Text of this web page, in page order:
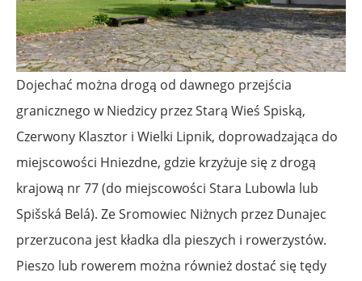
Dojechać można drogą od dawnego przejścia
granicznego w Niedzicy przez Starą Wieś Spiską,
Czerwony Klasztor i Wielki Lipnik, doprowadzająca do
miejscowości Hniezdne, gdzie krzyżuje się z drogą
krajową nr 77 (do miejscowości Stara Lubowla lub
Spišská Belá). Ze Sromowiec Niżnych przez Dunajec
przerzucona jest kładka dla pieszych i rowerzystów.
Pieszo lub rowerem można również dostać się tędy